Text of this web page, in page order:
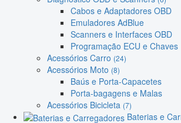
Cabos e Adaptadores OBD
Emuladores AdBlue
Scanners e Interfaces OBD
Programação ECU e Chaves
Acessórios Carro (24)
Acessórios Moto (8)
Baús e Porta-Capacetes
Porta-bagagens e Malas
Acessórios Bicicleta (7)
Baterias e